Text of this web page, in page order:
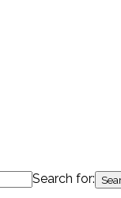
Search for: